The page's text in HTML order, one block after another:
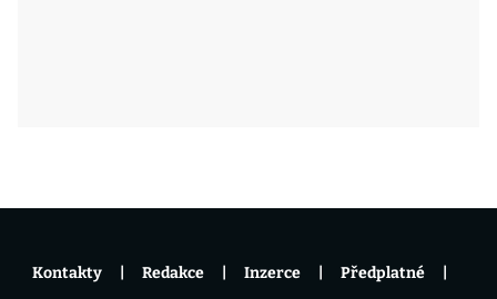
Kontakty Redakce Inzerce Předplatné